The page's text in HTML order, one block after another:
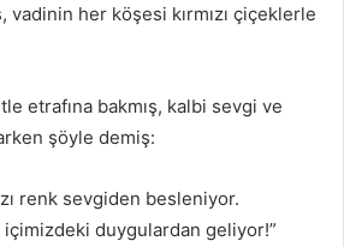
her köşesi kırmızı çiçeklerle
etrafına bakmış, kalbi sevgi ve
şöyle demiş:
renk sevgiden besleniyor.
duygulardan geliyor!”